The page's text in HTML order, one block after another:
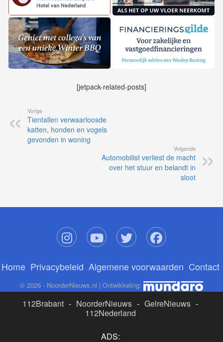
[jetpack-related-posts]
Vorige
Tientallen verwaarloosde
katten, honden en vogels
gevonden in woning
Volgende
Automobilist verliest de macht
over het stuur en belandt in
sloot
Home Privacybeleid Algemene voorwaarden Contact
© 2026 - NoorderNieuws.nl | Ontwikkeling:
112Brabant - NoorderNieuws - GelreNieuws -
112Nederland
ADS: